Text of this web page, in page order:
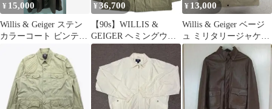
¥ 15,000
Willis & Geiger ステン
カラーコート ビンテー
ジロングコート M
¥ 36,700
【90s】WILLIS &
GEIGER ヘミングウェ
イ ジャケット ウィリス
アンドガイガー
2000000025612
¥ 13,000
Willis & Geiger ベージ
ュ ミリタリージャケッ
ト LL 90s